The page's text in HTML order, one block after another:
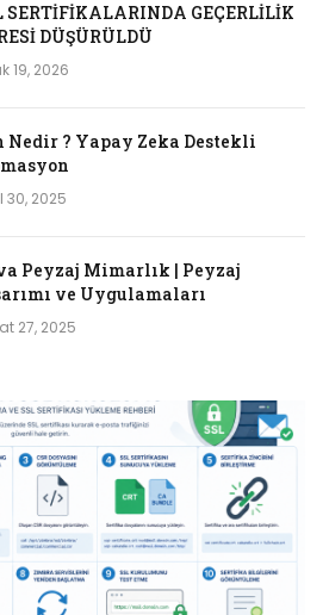
SERTİFİKALARINDA GEÇERLİLİK
DÜŞÜRÜLDÜ
19, 2026
Nedir ? Yapay Zeka Destekli
30, 2025
Peyzaj Mimarlık | Peyzaj
ve Uygulamaları
27, 2025